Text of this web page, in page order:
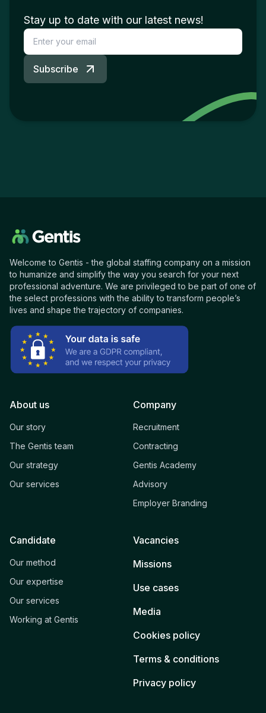
Stay up to date with our latest news!
Subscribe
Welcome to Gentis - the global staffing company on a mission
to humanize and simplify the way you search for your next
professional adventure. We are privileged to be part of one of
the select professions with the ability to transform people’s
lives and shape the trajectory of companies.
About us
Our story
The Gentis team
Our strategy
Our services
Company
Recruitment
Contracting
Gentis Academy
Advisory
Employer Branding
Candidate
Our method
Our expertise
Our services
Working at Gentis
Vacancies
Missions
Use cases
Media
Cookies policy
Terms & conditions
Privacy policy